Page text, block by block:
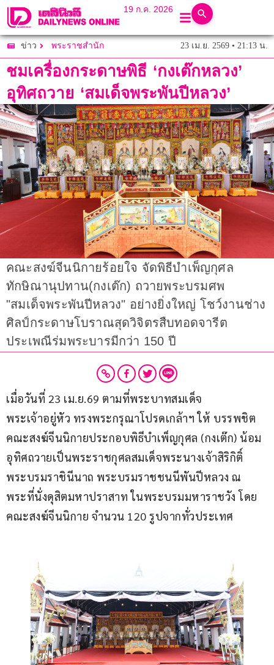
19 ก.ค. 2026
ข่าว พระราชสำนัก 23 เม.ย. 2569 • 21:13 น.
ชมเครื่องกระดาษพิธี ‘กงเต๊กหลวง’
อุทิศถวาย ‘สมเด็จพระพันปีหลวง’
คณะสงฆ์จีนนิกายร้อยใจ จัดพิธีบำเพ็ญกุศล
ทักษิณานุปทาน(กงเต๊ก) ถวายพระบรมศพ
"สมเด็จพระพันปีหลวง" อย่างยิ่งใหญ่ โชว์งานช่าง
ศิลป์กระดาษโบราณสุดวิจิตรสืบทอดจารีต
ประเพณีร่มพระบารมีกว่า 150 ปี
เมื่อวันที่ 23 เม.ย.69 ตามที่พระบาทสมเด็จ
พระเจ้าอยู่หัว ทรงพระกรุณาโปรดเกล้าฯ ให้ บรรพชิต
คณะสงฆ์จีนนิกายประกอบพิธีบำเพ็ญกุศล (กงเต๊ก) น้อม
อุทิศถวายเป็นพระราชกุศลสมเด็จพระนางเจ้าสิริกิติ์
พระบรมราชินีนาถ พระบรมราชชนนีพันปีหลวง ณ
พระที่นั่งดุสิตมหาปราสาท ในพระบรมมหาราชวัง โดย
คณะสงฆ์จีนนิกาย จำนวน 120 รูปจากทั่วประเทศ